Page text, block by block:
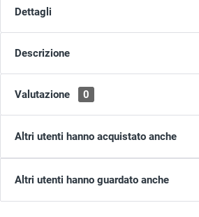
Dettagli
Descrizione
Valutazione 0
Altri utenti hanno acquistato anche
Altri utenti hanno guardato anche